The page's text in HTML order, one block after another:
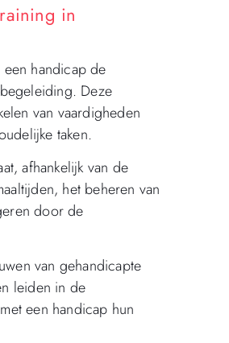
in
handicap de
Deze
van vaardigheden
taken.
afhankelijk van de
het beheren van
door de
van gehandicapte
leiden in de
een handicap hun